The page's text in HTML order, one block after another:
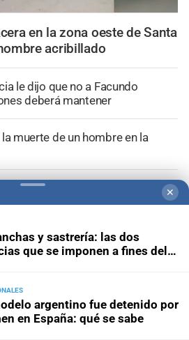
en la zona oeste de Santa
acribillado
le dijo que no a Facundo
deberá mantener
muerte de un hombre en la
un tren y un colectivo a
para dos hermanos
asalto contra un adolescente en
✕
y sastrería: las dos
que se imponen a fines del
argentino fue detenido por
en España: qué se sabe